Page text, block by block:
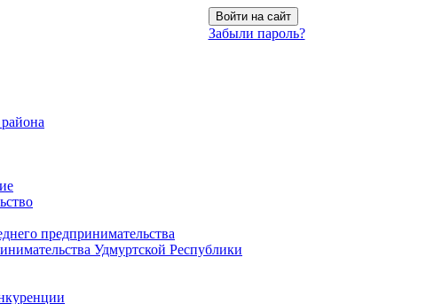
Забыли пароль?
предпринимательства
Удмуртской Республики